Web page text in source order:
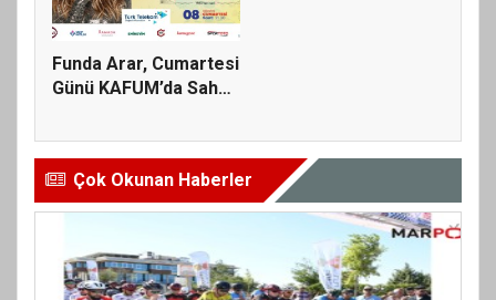
Funda Arar, Cumartesi
Günü KAFUM’da Sahne
Çok Okunan Haberler